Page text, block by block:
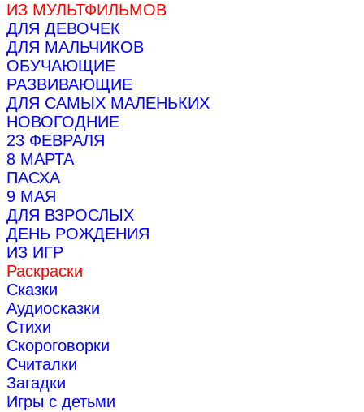
ИЗ МУЛЬТФИЛЬМОВ
ДЛЯ ДЕВОЧЕК
ДЛЯ МАЛЬЧИКОВ
ОБУЧАЮЩИЕ
РАЗВИВАЮЩИЕ
ДЛЯ САМЫХ МАЛЕНЬКИХ
НОВОГОДНИЕ
23 ФЕВРАЛЯ
8 МАРТА
ПАСХА
9 МАЯ
ДЛЯ ВЗРОСЛЫХ
ДЕНЬ РОЖДЕНИЯ
ИЗ ИГР
Раскраски
Сказки
Аудиосказки
Стихи
Скороговорки
Считалки
Загадки
Игры с детьми